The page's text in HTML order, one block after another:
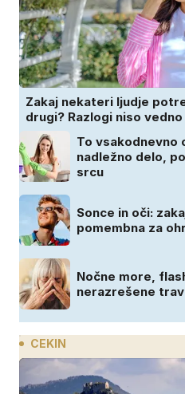
Zakaj nekateri ljudje
drugi? Razlogi niso
To vsakodnevno
nadležno delo,
srcu
Sonce in oči:
pomembna za
Nočne more,
nerazrešene
CEKIN